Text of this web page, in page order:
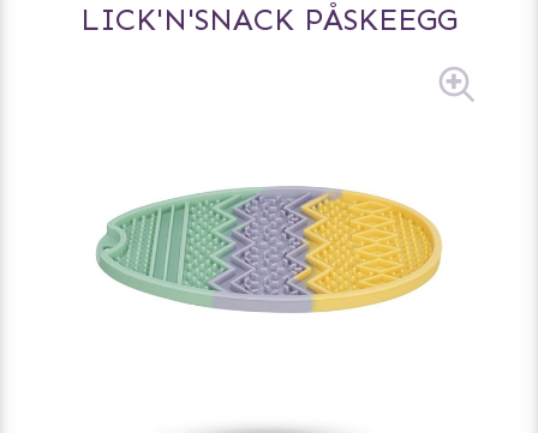
LICK'N'SNACK PÅSKEEGG